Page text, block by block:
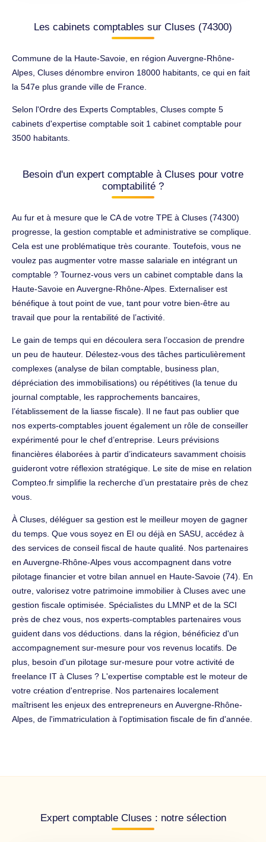
Les cabinets comptables sur Cluses (74300)
Commune de la Haute-Savoie, en région Auvergne-Rhône-
Alpes, Cluses dénombre environ 18000 habitants, ce qui en fait
la 547e plus grande ville de France.
Selon l'Ordre des Experts Comptables, Cluses compte 5
cabinets d'expertise comptable soit 1 cabinet comptable pour
3500 habitants.
Besoin d'un expert comptable à Cluses pour votre
comptabilité ?
Au fur et à mesure que le CA de votre TPE à Cluses (74300)
progresse, la gestion comptable et administrative se complique.
Cela est une problématique très courante. Toutefois, vous ne
voulez pas augmenter votre masse salariale en intégrant un
comptable ? Tournez-vous vers un cabinet comptable dans la
Haute-Savoie en Auvergne-Rhône-Alpes. Externaliser est
bénéfique à tout point de vue, tant pour votre bien-être au
travail que pour la rentabilité de l’activité.
Le gain de temps qui en découlera sera l’occasion de prendre
un peu de hauteur. Délestez-vous des tâches particulièrement
complexes (analyse de bilan comptable, business plan,
dépréciation des immobilisations) ou répétitives (la tenue du
journal comptable, les rapprochements bancaires,
l’établissement de la liasse fiscale). Il ne faut pas oublier que
nos experts-comptables jouent également un rôle de conseiller
expérimenté pour le chef d’entreprise. Leurs prévisions
financières élaborées à partir d’indicateurs savamment choisis
guideront votre réflexion stratégique. Le site de mise en relation
Compteo.fr simplifie la recherche d’un prestataire près de chez
vous.
À Cluses, déléguer sa gestion est le meilleur moyen de gagner
du temps. Que vous soyez en EI ou déjà en SASU, accédez à
des services de conseil fiscal de haute qualité. Nos partenaires
en Auvergne-Rhône-Alpes vous accompagnent dans votre
pilotage financier et votre bilan annuel en Haute-Savoie (74). En
outre, valorisez votre patrimoine immobilier à Cluses avec une
gestion fiscale optimisée. Spécialistes du LMNP et de la SCI
près de chez vous, nos experts-comptables partenaires vous
guident dans vos déductions. dans la région, bénéficiez d'un
accompagnement sur-mesure pour vos revenus locatifs. De
plus, besoin d'un pilotage sur-mesure pour votre activité de
freelance IT à Cluses ? L'expertise comptable est le moteur de
votre création d'entreprise. Nos partenaires localement
maîtrisent les enjeux des entrepreneurs en Auvergne-Rhône-
Alpes, de l'immatriculation à l'optimisation fiscale de fin d'année.
Expert comptable Cluses : notre sélection